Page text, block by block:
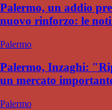
Palermo, un addio
nuovo rinforzo: le
Palermo
Palermo, Inzaghi:
un mercato
Palermo